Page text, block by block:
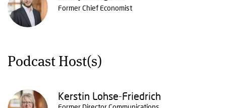
Former Chief Economist
Podcast Host(s)
Kerstin Lohse-Friedrich